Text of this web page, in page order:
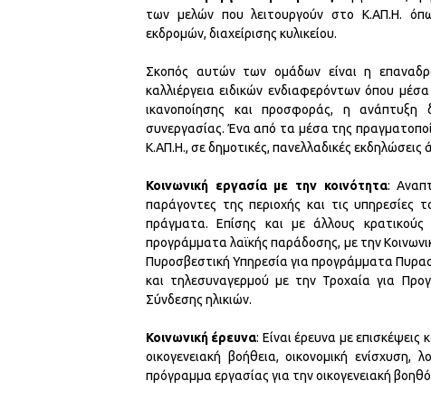
των μελών που λειτουργούν στο Κ.ΑΠ.Η.
εκδρομών, διαχείρισης κυλικείου.
Σκοπός αυτών των ομάδων είναι η
καλλιέργεια ειδικών ενδιαφερόντων όπου
ικανοποίησης και προσφοράς, η ανάπτυξη
συνεργασίας. Ένα από τα μέσα της
Κ.ΑΠ.Η., σε δημοτικές, πανελλαδικές εκδηλώσεις
Κοινωνική εργασία με την κοινότητα:
παράγοντες της περιοχής και τις
πράγματα. Επίσης και με άλλους κρατικούς
προγράμματα λαϊκής παράδοσης, με την
Πυροσβεστική Υπηρεσία για προγράμματα
και τηλεσυναγερμού με την Τροχαία για
Σύνδεσης ηλικιών.
Κοινωνική έρευνα: Είναι έρευνα με
οικογενειακή βοήθεια, οικονομική ενίσχυση,
πρόγραμμα εργασίας για την οικογενειακή